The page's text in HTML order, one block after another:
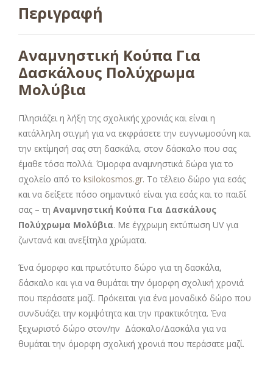
Περιγραφή
Αναμνηστική Κούπα Για
Δασκάλους Πολύχρωμα
Μολύβια
Πλησιάζει η λήξη της σχολικής χρονιάς και είναι η
κατάλληλη στιγμή για να εκφράσετε την ευγνωμοσύνη και
την εκτίμησή σας στη δασκάλα, στον δάσκαλο που σας
έμαθε τόσα πολλά. Όμορφα αναμνηστικά δώρα για το
σχολείο από το ksilokosmos.gr. Το τέλειο δώρο για εσάς
και να δείξετε πόσο σημαντικό είναι για εσάς και το παιδί
σας – τη Αναμνηστική Κούπα Για Δασκάλους
Πολύχρωμα Μολύβια. Με έγχρωμη εκτύπωση UV για
ζωντανά και ανεξίτηλα χρώματα.
Ένα όμορφο και πρωτότυπο δώρο για τη δασκάλα,
δάσκαλο και για να θυμάται την όμορφη σχολική χρονιά
που περάσατε μαζί. Πρόκειται για ένα μοναδικό δώρο που
συνδυάζει την κομψότητα και την πρακτικότητα. Ένα
ξεχωριστό δώρο στον/ην Δάσκαλο/Δασκάλα για να
θυμάται την όμορφη σχολική χρονιά που περάσατε μαζί.